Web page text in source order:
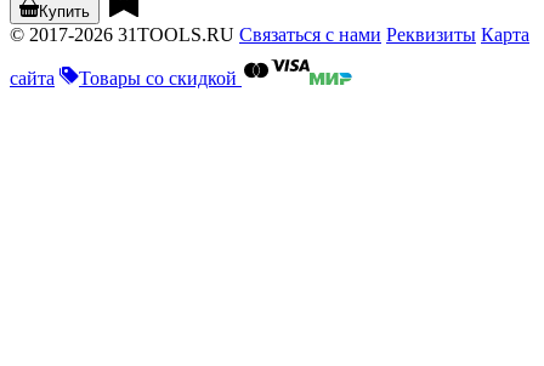
Купить
© 2017-2026 31TOOLS.RU Связаться с нами Реквизиты Карта
сайта Товары со скидкой